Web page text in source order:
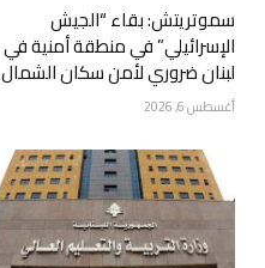
سموتريتش: بقاء “الجيش
الإسرائيلي” في منطقة أمنية في
لبنان ضروري لأمن سكان الشمال
أغسطس 6, 2026